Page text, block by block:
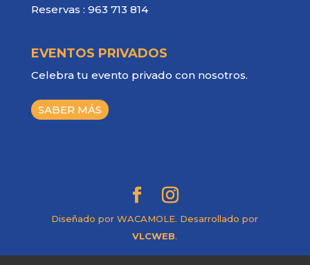
Reservas : 963 713 814
EVENTOS PRIVADOS
Celebra tu evento privado con nosotros.
SABER MÁS
Diseñado por WACAMOLE. Desarrollado por
VLCWEB.